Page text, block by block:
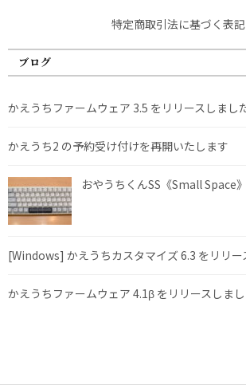
特定商取引法に基づく表記
ブログ
かえうちファームウェア 3.5 をリリースしまし
かえうち2 の予約受け付けを再開いたします
おやうちくんSS《Small Space
[Windows] かえうちカスタマイズ 6.3 をリリー
かえうちファームウェア 4.1β をリリースしま